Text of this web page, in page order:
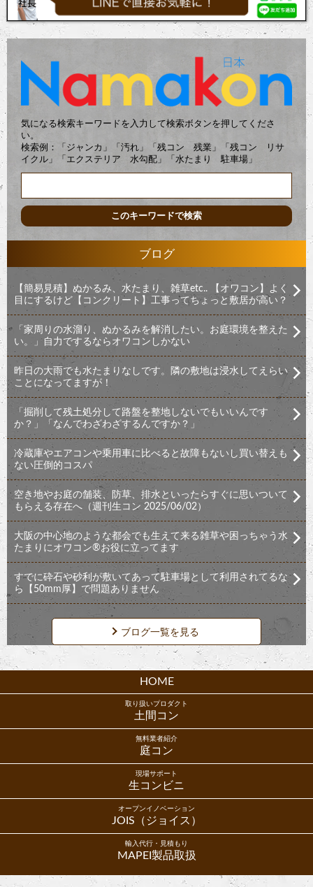
気になる検索キーワードを入力して検索ボタンを押してくださ
い。
検索例：「ジャンカ」「汚れ」「残コン 残業」「残コン リサ
イクル」「エクステリア 水勾配」「水たまり 駐車場」
ブログ
【簡易見積】ぬかるみ、水たまり、雑草etc.. 【オワコン】よく
目にするけど【コンクリート】工事ってちょっと敷居が高い？
「家周りの水溜り、ぬかるみを解消したい。お庭環境を整えた
い。」自力でするならオワコンしかない
昨日の大雨でも水たまりなしです。隣の敷地は浸水してえらい
ことになってますが！
「掘削して残土処分して路盤を整地しないでもいいんです
か？」「なんでわざわざするんですか？」
冷蔵庫やエアコンや乗用車に比べると故障もないし買い替えも
ない圧倒的コスパ
空き地やお庭の舗装、防草、排水といったらすぐに思いついて
もらえる存在へ（週刊生コン 2025/06/02）
大阪の中心地のような都会でも生えて来る雑草や困っちゃう水
たまりにオワコン®︎お役に立ってます
すでに砕石や砂利が敷いてあって駐車場として利用されてるな
ら【50mm厚】で問題ありません
ブログ一覧を見る
HOME
取り扱いプロダクト
土間コン
無料業者紹介
庭コン
現場サポート
生コンビニ
オープンイノベーション
JOIS（ジョイス）
輸入代行・見積もり
MAPEI製品取扱